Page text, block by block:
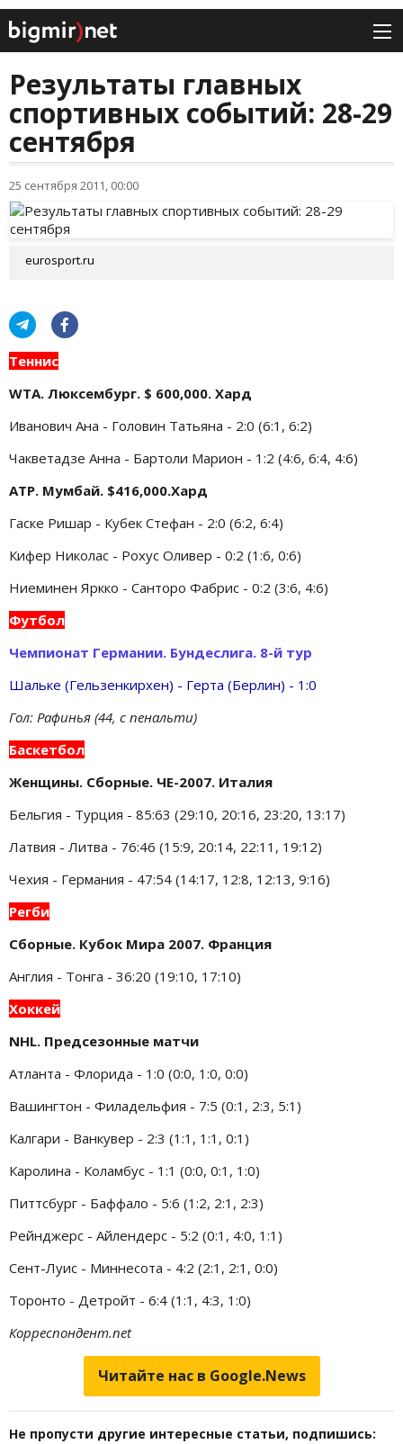
Результаты главных
спортивных событий: 28-29
сентября
25 сентября 2011, 00:00
eurosport.ru
Теннис
WTA. Люксембург. $ 600,000. Хард
Иванович Ана - Головин Татьяна - 2:0 (6:1, 6:2)
Чакветадзе Анна - Бартоли Марион - 1:2 (4:6, 6:4, 4:6)
ATP. Мумбай. $416,000.Хард
Гаске Ришар - Кубек Стефан - 2:0 (6:2, 6:4)
Кифер Николас - Рохус Оливер - 0:2 (1:6, 0:6)
Ниеминен Яркко - Санторо Фабрис - 0:2 (3:6, 4:6)
Футбол
Чемпионат Германии. Бундеслига. 8-й тур
Шальке (Гельзенкирхен) - Герта (Берлин) - 1:0
Гол: Рафинья (44, с пенальти)
Баскетбол
Женщины. Сборные. ЧЕ-2007. Италия
Бельгия - Турция - 85:63 (29:10, 20:16, 23:20, 13:17)
Латвия - Литва - 76:46 (15:9, 20:14, 22:11, 19:12)
Чехия - Германия - 47:54 (14:17, 12:8, 12:13, 9:16)
Регби
Сборные. Кубок Мира 2007. Франция
Англия - Тонга - 36:20 (19:10, 17:10)
Хоккей
NHL. Предсезонные матчи
Атланта - Флорида - 1:0 (0:0, 1:0, 0:0)
Вашингтон - Филадельфия - 7:5 (0:1, 2:3, 5:1)
Калгари - Ванкувер - 2:3 (1:1, 1:1, 0:1)
Каролина - Коламбус - 1:1 (0:0, 0:1, 1:0)
Питтсбург - Баффало - 5:6 (1:2, 2:1, 2:3)
Рейнджерс - Айлендерс - 5:2 (0:1, 4:0, 1:1)
Сент-Луис - Миннесота - 4:2 (2:1, 2:1, 0:0)
Торонто - Детройт - 6:4 (1:1, 4:3, 1:0)
Корреспондент.net
Читайте нас в Google.News
Не пропусти другие интересные статьи, подпишись: